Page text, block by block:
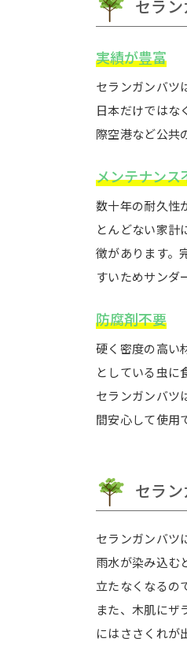
セラ
実績が豊富
セランガンバツ
日本だけではな
際空港など公共
メンテナンス
数十年の耐久性
とんどない家計
徴があります。
すいためサンダ
防腐剤不要
硬く密度の高い
としている虫に
セランガンバツ
間安心して使用
セラ
セランガンバツ
雨水が染み込む
立たなくなるの
また、木肌にザ
にはささくれが